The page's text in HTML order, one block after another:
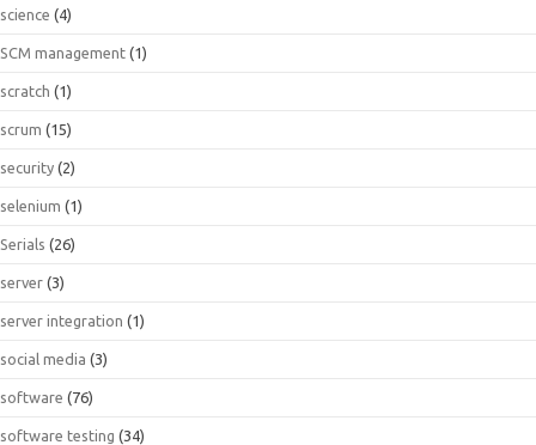
science (4)
SCM management (1)
scratch (1)
scrum (15)
security (2)
selenium (1)
Serials (26)
server (3)
server integration (1)
social media (3)
software (76)
software testing (34)